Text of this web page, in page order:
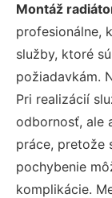
Montáž
profesionálne,
služby, ktoré
požiadavkám.
Pri realizácií
odbornosť, ale
práce, pretože
pochybenie
komplikácie.